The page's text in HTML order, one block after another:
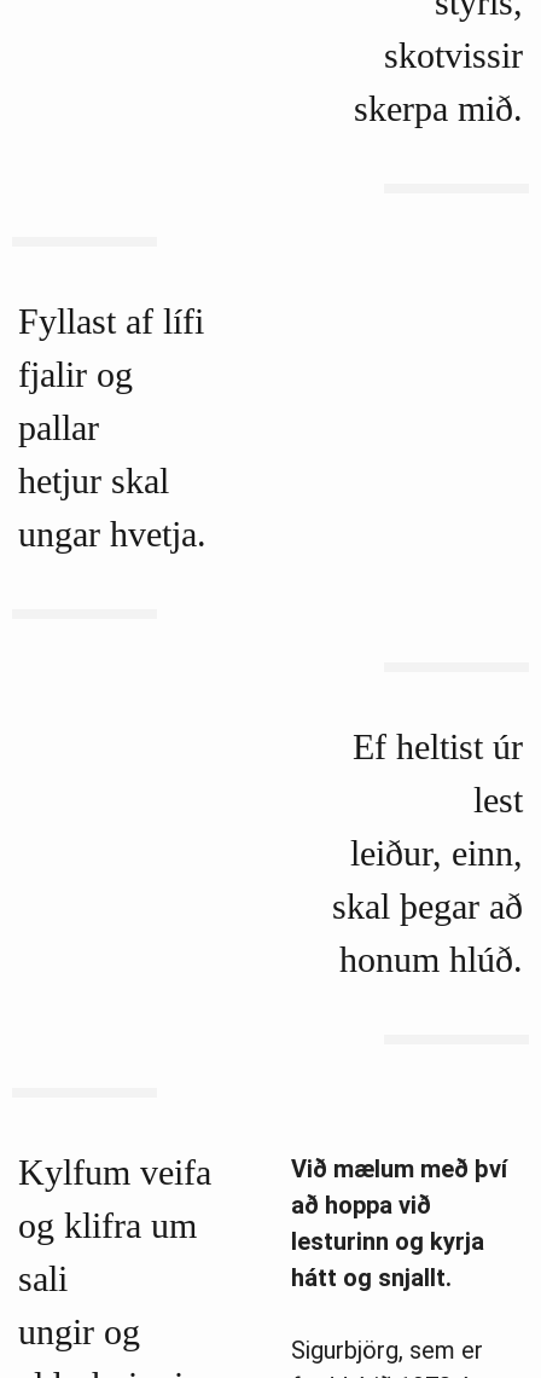
skotvissir
skerpa mið.
Fyllast af lífi
fjalir og
pallar
hetjur skal
ungar hvetja.
Ef heltist úr
lest
leiður, einn,
skal þegar að
honum hlúð.
Kylfum veifa
og klifra um
sali
ungir og
Við mælum með því
að hoppa við
lesturinn og kyrja
hátt og snjallt.
Sigurbjörg, sem er